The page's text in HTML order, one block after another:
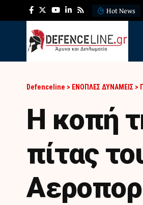
Hot News
Defenceline > ΕΝΟΠΛΕΣ ΔΥΝΑΜΕΙΣ >
H κοπή
πίτας